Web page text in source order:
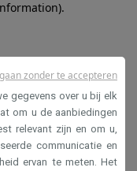
.
gegevens over u bij elk
om u de aanbiedingen
relevant zijn en om u,
communicatie en
ervan te meten. Het
zonder te accepteren